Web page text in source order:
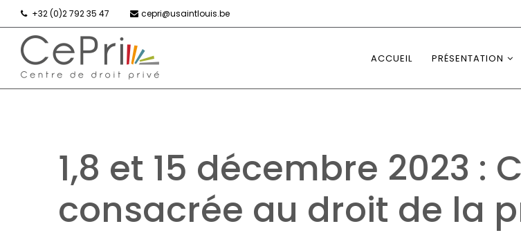
+32 (0)2 792 35 47 cepri@usaintlouis.be
ACCUEIL PRÉSENTATION
1,8 et 15 décembre 2023 :
consacrée au droit de la